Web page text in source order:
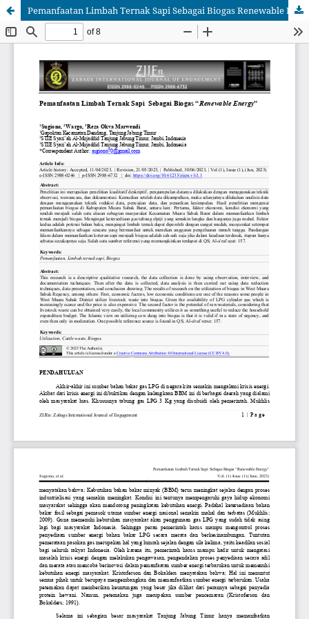
Pemanfaatan Limbah Ternak Sapi Sebagai Biogas Renewable Energy